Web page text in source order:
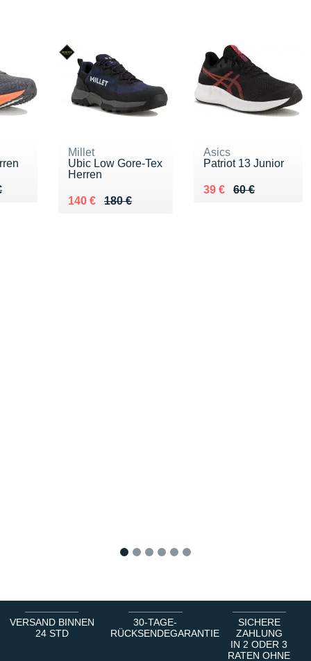
€
Millet
Ubic Low Gore-Tex
Herren
180 €
Au lieu de 180 €
140 €
Vendu 140 €
Asics
Patriot 13 Junior
60 €
Au lieu de 60 €
39 €
Vendu 39 €
VERSAND BINNEN
24 STD
30-TAGE-
RÜCKSENDEGARANTIE
SICHERE
ZAHLUNG
IN 2 ODER 3
RATEN OHNE